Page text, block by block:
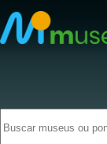
para
o
conteúdo
resultados